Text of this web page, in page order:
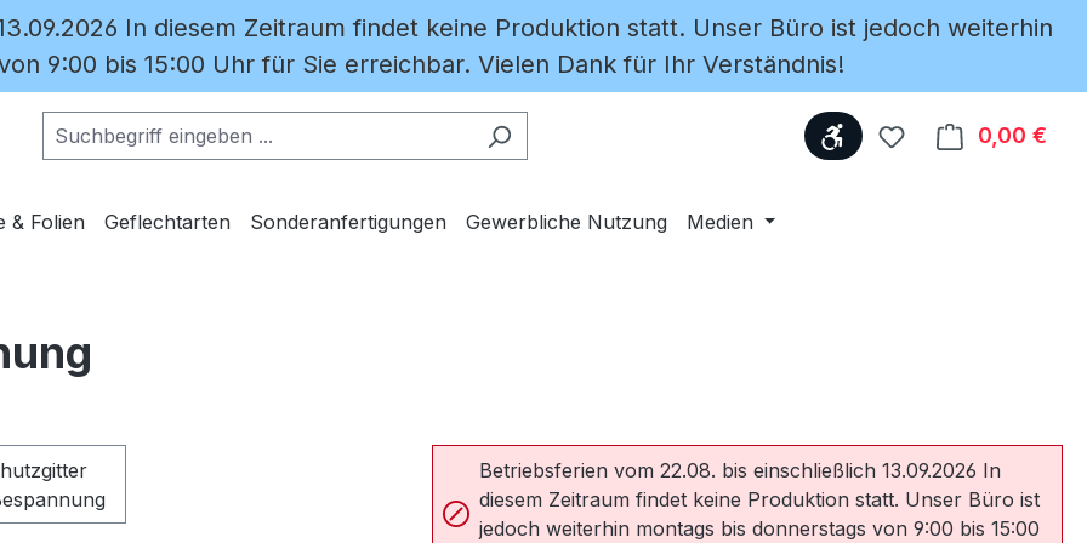
In diesem Zeitraum findet keine Produktion statt. Unser Büro ist jedoch weiterhin
9:00 bis 15:00 Uhr für Sie erreichbar. Vielen Dank für Ihr Verständnis!
Werkzeugleiste anzeigen
Du hast 00,00 €
& Folien Geflechtarten Sonderanfertigungen Gewerbliche Nutzung Medien
Betriebsferien vom 22.08. bis einschließlich 13.09.2026 In
diesem Zeitraum findet keine Produktion statt. Unser Büro ist
jedoch weiterhin montags bis donnerstags von 9:00 bis 15:00